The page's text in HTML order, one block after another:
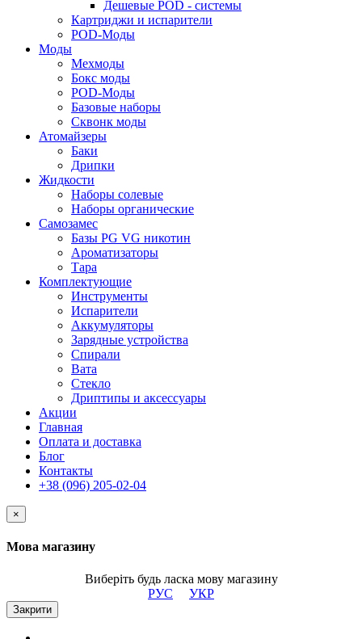
Дешевые POD - системы
Картриджи и испарители
POD-Моды
Моды
Мехмоды
Бокс моды
POD-Моды
Базовые наборы
Сквонк моды
Атомайзеры
Баки
Дрипки
Жидкости
Наборы солевые
Наборы органические
Самозамес
Базы PG VG никотин
Ароматизаторы
Тара
Комплектующие
Инструменты
Испарители
Аккумуляторы
Зарядные устройства
Спирали
Вата
Стекло
Дриптипы и аксессуары
Акции
Главная
Оплата и доставка
Блог
Контакты
+38 (096) 205-02-04
×
Мова магазину
Виберіть будь ласка мову магазину
РУС
УКР
Закрити